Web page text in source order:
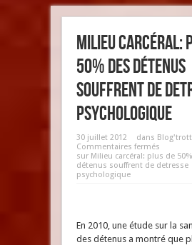
Milieu carcéral:
50% des détenus
souffrent de
psychologique
30 juillet 2012 dans
Commentaires fermés
sur Milieu carcéral: plus de
détenus souffrent de detresse
psychologique
En 2010, une étude sur la
des détenus a montré que